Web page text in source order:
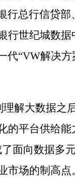
行总行信贷
行世纪城数
代“VW解决
解大数据之
的平台供给
面向数据多
市场的制高点